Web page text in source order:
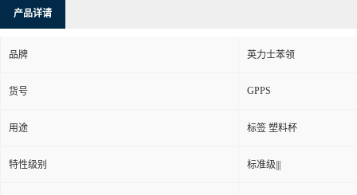
货号 GPPS
用途 标签 塑料杯
特性级别 标准级|||
牌号 168N